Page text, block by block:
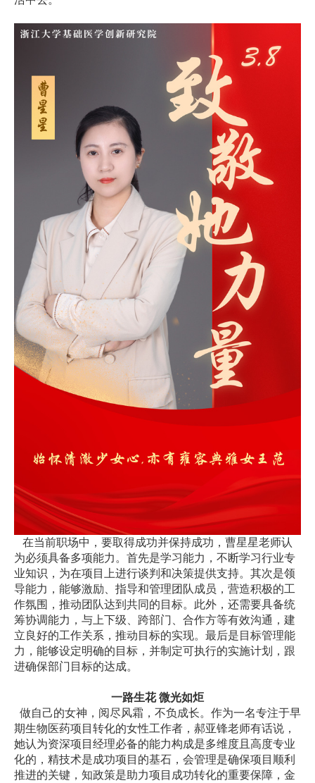
在当前职场中，要取得成功并保持成功，曹星星老师认
为必须具备多项能力。首先是学习能力，不断学习行业专
业知识，为在项目上进行谈判和决策提供支持。其次是领
导能力，能够激励、指导和管理团队成员，营造积极的工
作氛围，推动团队达到共同的目标。此外，还需要具备统
筹协调能力，与上下级、跨部门、合作方等有效沟通，建
立良好的工作关系，推动目标的实现。最后是目标管理能
力，能够设定明确的目标，并制定可执行的实施计划，跟
进确保部门目标的达成。
一路生花 微光如炬
做自己的女神，阅尽风霜，不负成长。作为一名专注于早
期生物医药项目转化的女性工作者，郝亚锋老师有话说，
她认为资深项目经理必备的能力构成是多维度且高度专业
化的，精技术是成功项目的基石，会管理是确保项目顺利
推进的关键，知政策是助力项目成功转化的重要保障，金